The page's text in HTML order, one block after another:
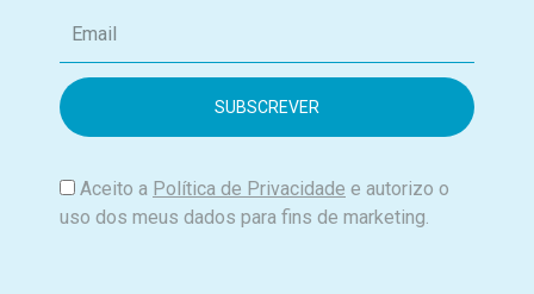
m
i
Aceito a Política de Privacidade e autorizo o
uso dos meus dados para fins de marketing.